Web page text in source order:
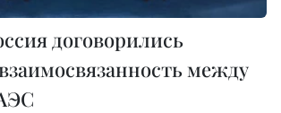
договорились
между